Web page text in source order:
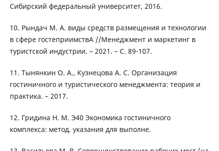
Сибирский федеральный университет, 2016.
10. Рындач М. А. виды средств размещения и технологии
в сфере гостеприимствА //Менеджмент и маркетинг в
туристской индустрии. – 2021. – С. 89-107.
11. Тынянкин О. А., Кузнецова А. С. Организация
гостиничного и туристического менеджмента: теория и
практика. – 2017.
12. Гридина Н. М. Э40 Экономика гостиничного
комплекса: метод. указания для выполне.